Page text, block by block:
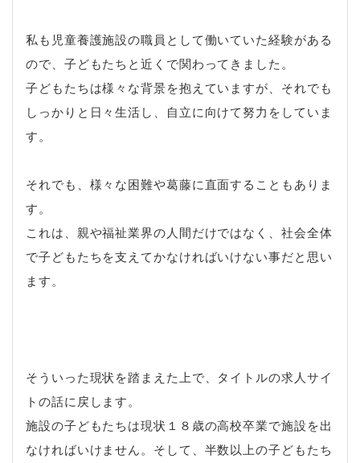
私も児童養護施設の職員として働いていた経験がある
ので、子どもたちと近くで関わってきました。
子どもたちは様々な背景を抱えていますが、それでも
しっかりと日々生活し、自立に向けて努力をしていま
す。
それでも、様々な困難や葛藤に直面することもありま
す。
これは、親や福祉業界の人間だけではなく、社会全体
で子どもたちを支えてかなければいけない事だと思い
ます。
そういった現状を踏まえた上で、タイトルの求人サイ
トの話に戻します。
施設の子どもたちは現状１８歳の高校卒業で施設を出
なければいけません。そして、半数以上の子どもたち